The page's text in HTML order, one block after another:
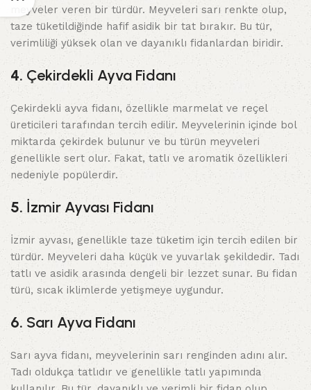
meyveler veren bir türdür. Meyveleri sarı renkte olup,
taze tüketildiğinde hafif asidik bir tat bırakır. Bu tür,
verimliliği yüksek olan ve dayanıklı fidanlardan biridir.
4. Çekirdekli Ayva Fidanı
Çekirdekli ayva fidanı, özellikle marmelat ve reçel
üreticileri tarafından tercih edilir. Meyvelerinin içinde bol
miktarda çekirdek bulunur ve bu türün meyveleri
genellikle sert olur. Fakat, tatlı ve aromatik özellikleri
nedeniyle popülerdir.
5. İzmir Ayvası Fidanı
İzmir ayvası, genellikle taze tüketim için tercih edilen bir
türdür. Meyveleri daha küçük ve yuvarlak şekildedir. Tadı
tatlı ve asidik arasında dengeli bir lezzet sunar. Bu fidan
türü, sıcak iklimlerde yetişmeye uygundur.
6. Sarı Ayva Fidanı
Sarı ayva fidanı, meyvelerinin sarı renginden adını alır.
Tadı oldukça tatlıdır ve genellikle tatlı yapımında